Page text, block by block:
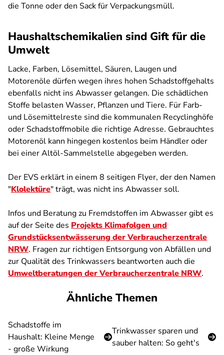
die Tonne oder den Sack für Verpackungsmüll.
Haushaltschemikalien sind Gift für die
Umwelt
Lacke, Farben, Lösemittel, Säuren, Laugen und
Motorenöle dürfen wegen ihres hohen Schadstoffgehalts
ebenfalls nicht ins Abwasser gelangen. Die schädlichen
Stoffe belasten Wasser, Pflanzen und Tiere. Für Farb-
und Lösemittelreste sind die kommunalen Recyclinghöfe
oder Schadstoffmobile die richtige Adresse. Gebrauchtes
Motorenöl kann hingegen kostenlos beim Händler oder
bei einer Altöl-Sammelstelle abgegeben werden.
Der EVS erklärt in einem 8 seitigen Flyer, der den Namen
"Klolektüre" trägt, was nicht ins Abwasser soll.
Infos und Beratung zu Fremdstoffen im Abwasser gibt es
auf der Seite des Projekts Klimafolgen und
Grundstücksentwässerung der Verbraucherzentrale
NRW. Fragen zur richtigen Entsorgung von Abfällen und
zur Qualität des Trinkwassers beantworten auch die
Umweltberatungen der Verbraucherzentrale NRW.
Ähnliche Themen
Schadstoffe im
Haushalt: Kleine Menge
- große Wirkung
Trinkwasser sparen und
sauber halten: So geht's